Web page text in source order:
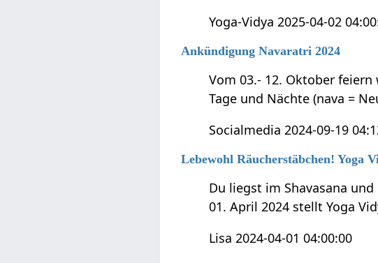
Yoga-Vidya 2025-04-02
Ankündigung Navaratri 2024
Vom 03.- 12. Oktober
Tage und Nächte (nava =
Socialmedia 2024-09-19
Lebewohl Räucherstäbchen! Yoga
Du liegst im Shavasana
01. April 2024 stellt Yoga
Lisa 2024-04-01 04:00:00